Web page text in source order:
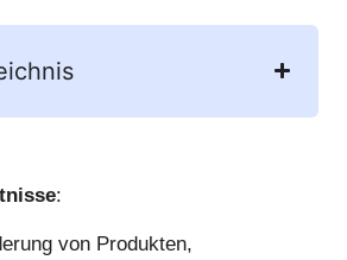
:
von Produkten,